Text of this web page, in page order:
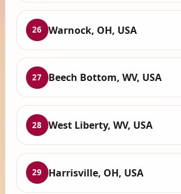
26 Warnock, OH, USA
27 Beech Bottom, WV, USA
28 West Liberty, WV, USA
29 Harrisville, OH, USA